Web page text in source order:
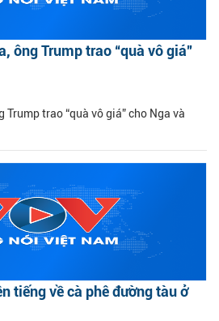
ông Trump trao “quà vô giá”
Trump trao “quà vô giá” cho Nga và
tiếng về cà phê đường tàu ở